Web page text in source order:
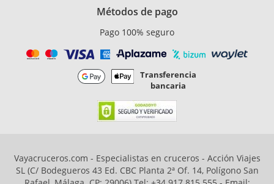
Métodos de pago
Pago 100% seguro
Transferencia
bancaria
Vayacruceros.com - Especialistas en cruceros - Acción Viajes
SL (C/ Bodegueros 43 Ed. CBC Planta 2ª Of. 14, Polígono San